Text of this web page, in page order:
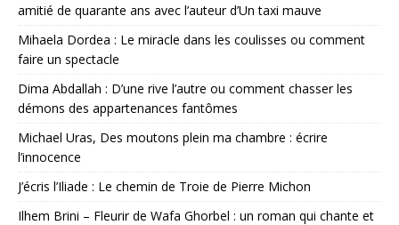
amitié de quarante ans avec l’auteur d’Un taxi mauve
Mihaela Dordea : Le miracle dans les coulisses ou comment
faire un spectacle
Dima Abdallah : D’une rive l’autre ou comment chasser les
démons des appartenances fantômes
Michael Uras, Des moutons plein ma chambre : écrire
l’innocence
J’écris l’Iliade : Le chemin de Troie de Pierre Michon
Ilhem Brini – Fleurir de Wafa Ghorbel : un roman qui chante et